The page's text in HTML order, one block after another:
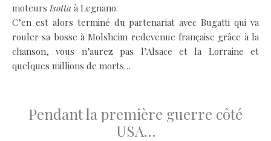
moteurs Isotta à Legnano.
C’en est alors terminé du partenariat avec Bugatti qui va
rouler sa bosse à Molsheim redevenue française grâce à la
chanson, vous n’aurez pas l’Alsace et la Lorraine et
quelques millions de morts…
Pendant la première guerre côté
USA…